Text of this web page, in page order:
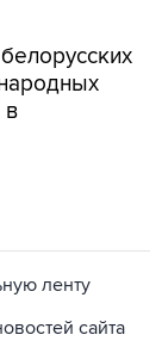
в
ленту
сайта